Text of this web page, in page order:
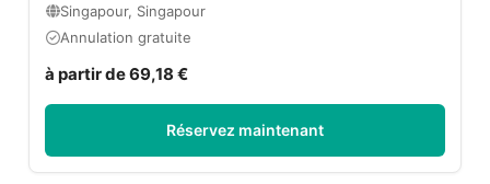
Singapour, Singapour
Annulation gratuite
à partir de 69,18 €
Réservez maintenant